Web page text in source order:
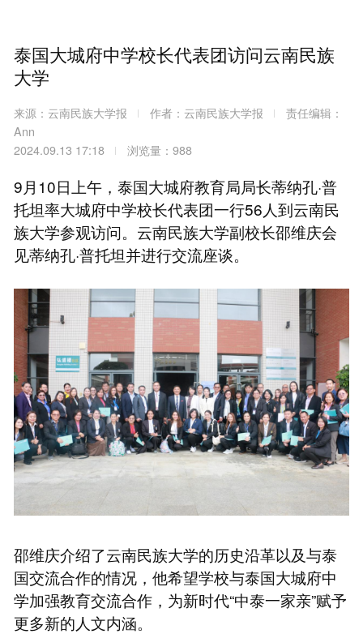
泰国大城府中学校长代表团访问云南民族
大学
来源：云南民族大学报 作者：云南民族大学报
责任编辑：
Ann
2024.09.13 17:18
浏览量：988
9月10日上午，泰国大城府教育局局长蒂纳孔·普
托坦率大城府中学校长代表团一行56人到云南民
族大学参观访问。云南民族大学副校长邵维庆会
见蒂纳孔·普托坦并进行交流座谈。
邵维庆介绍了云南民族大学的历史沿革以及与泰
国交流合作的情况，他希望学校与泰国大城府中
学加强教育交流合作，为新时代“中泰一家亲”赋予
更多新的人文内涵。